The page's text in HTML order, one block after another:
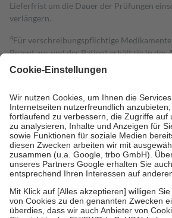
Lieferfrist um die Dauer der Prüfungen
verlängern.
4Für verschreibungspflichtige
Rezept aus und der Patient erhält sie in der
gesetzliche Krankenversicherung
Kosten dafür, der Versicherte trägt einen
Grundsätzlich leisten Mitglieder
Prozent des Abgabepreises,mindestens
höchstens zehn Euro.Es sind jedoch nie
Kosten der Leistung zu entrichten.
Diese Regeln gelten grundsätzlich auch für
Bei Heilmitteln und häuslicher
Zuzahlung zehn Prozent der Kosten sowie
Verordnung.
Um das Engagement der Versicherten für
stärken und die besondere Stellung der